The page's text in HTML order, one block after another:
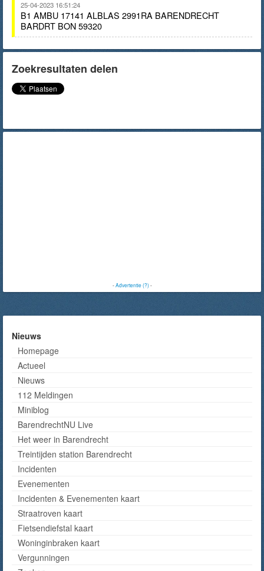
25-04-2023 16:51:24
B1 AMBU 17141 ALBLAS 2991RA BARENDRECHT
BARDRT BON 59320
Zoekresultaten delen
-Advertentie (?)-
Nieuws
Homepage
Actueel
Nieuws
112 Meldingen
Miniblog
BarendrechtNU Live
Het weer in Barendrecht
Treintijden station Barendrecht
Incidenten
Evenementen
Incidenten & Evenementen kaart
Straatroven kaart
Fietsendiefstal kaart
Woninginbraken kaart
Vergunningen